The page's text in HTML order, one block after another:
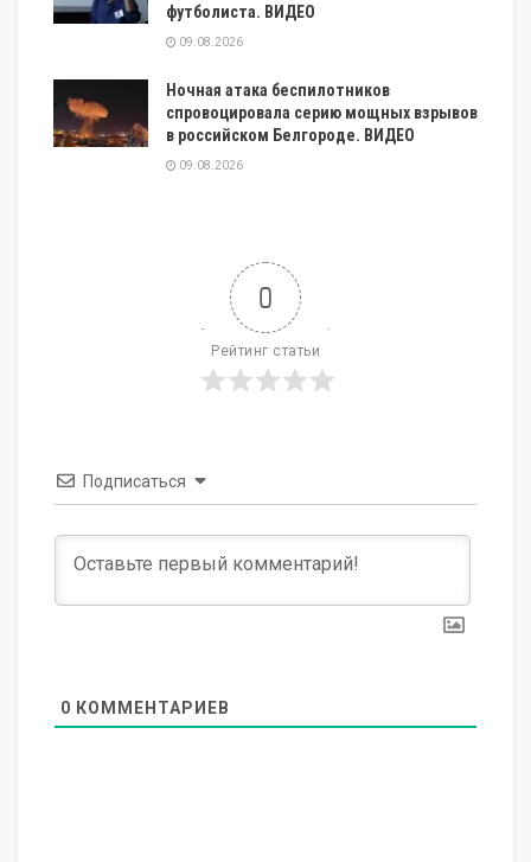
футболиста. ВИДЕО
09.08.2026
Ночная атака беспилотников
спровоцировала серию мощных взрывов
в российском Белгороде. ВИДЕО
09.08.2026
0
Рейтинг статьи
Подписаться
0 КОММЕНТАРИЕВ